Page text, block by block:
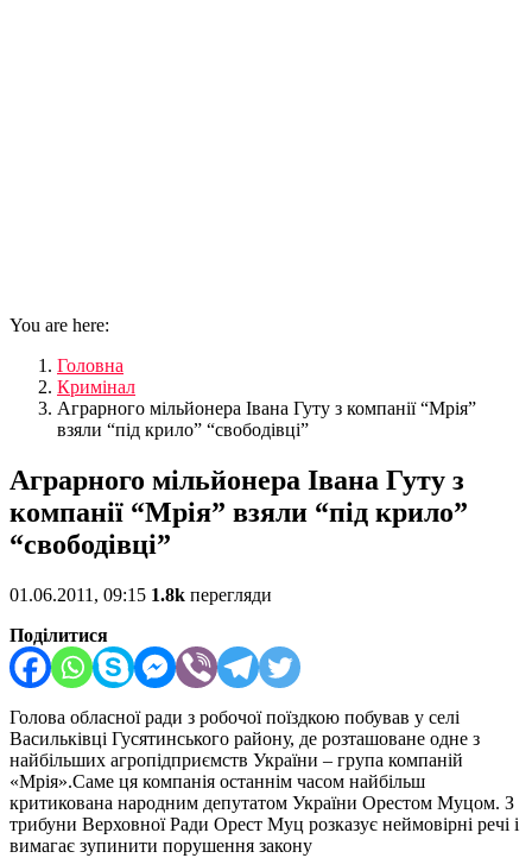
You are here:
Головна
Кримінал
Аграрного мільйонера Івана Гуту з компанії “Мрія”
взяли “під крило” “свободівці”
Аграрного мільйонера Івана Гуту з
компанії “Мрія” взяли “під крило”
“свободівці”
01.06.2011, 09:15 1.8k перегляди
Поділитися
Голова обласної ради з робочої поїздкою побував у селі
Васильківці Гусятинського району, де розташоване одне з
найбільших агропідприємств України – група компаній
«Мрія».Саме ця компанія останнім часом найбільш
критикована народним депутатом України Орестом Муцом. З
трибуни Верховної Ради Орест Муц розказує неймовірні речі і
вимагає зупинити порушення закону